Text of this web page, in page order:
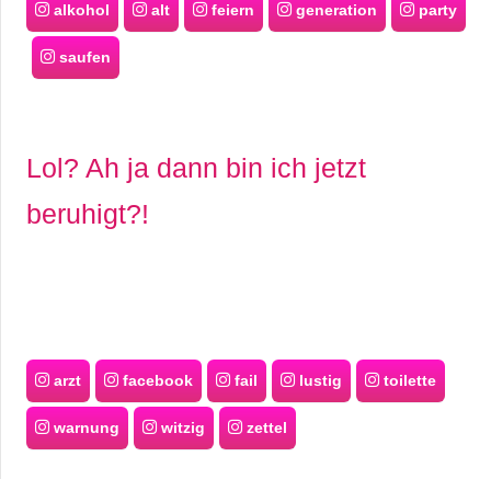
alkohol alt feiern generation party
saufen
Lol? Ah ja dann bin ich jetzt
beruhigt?!
arzt facebook fail lustig toilette
warnung witzig zettel